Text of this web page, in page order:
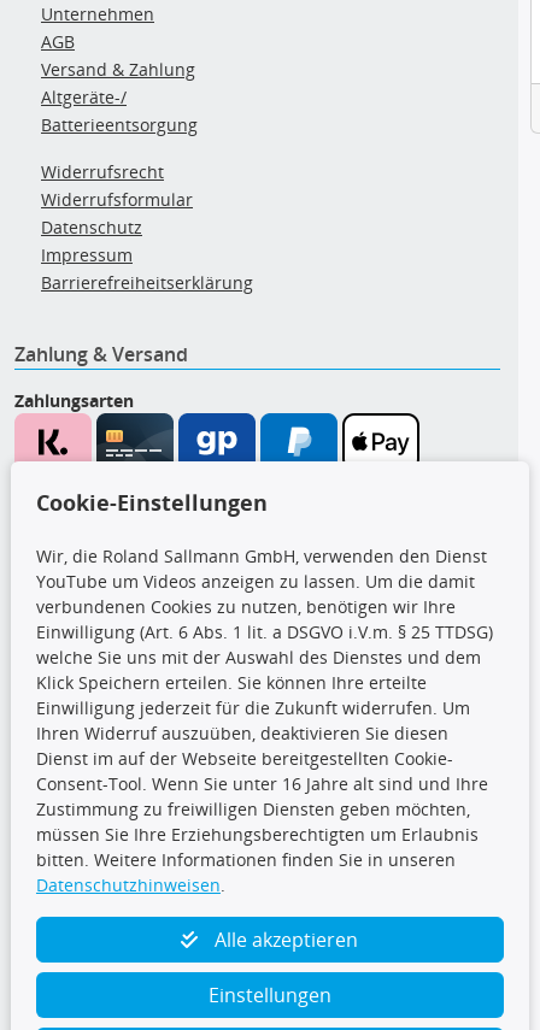
Unternehmen
AGB
Versand & Zahlung
Altgeräte-/
Batterieentsorgung
Widerrufsrecht
Widerrufsformular
Datenschutz
Impressum
Barrierefreiheitserklärung
Zahlung & Versand
Zahlungsarten
CARAT Gruppe
Folge uns
TecDoc Inside
Cookie-Einstellungen
Wir, die Roland Sallmann GmbH, verwenden den Dienst
YouTube um Videos anzeigen zu lassen. Um die damit
verbundenen Cookies zu nutzen, benötigen wir Ihre
Einwilligung (Art. 6 Abs. 1 lit. a DSGVO i.V.m. § 25 TTDSG)
welche Sie uns mit der Auswahl des Dienstes und dem
Klick Speichern erteilen. Sie können Ihre erteilte
Einwilligung jederzeit für die Zukunft widerrufen. Um
Ihren Widerruf auszuüben, deaktivieren Sie diesen
Dienst im auf der Webseite bereitgestellten Cookie-
Consent-Tool. Wenn Sie unter 16 Jahre alt sind und Ihre
Zustimmung zu freiwilligen Diensten geben möchten,
müssen Sie Ihre Erziehungsberechtigten um Erlaubnis
bitten. Weitere Informationen finden Sie in unseren
Datenschutzhinweisen.
Alle akzeptieren
Einstellungen